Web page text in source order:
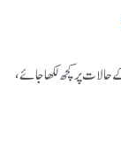
پر کچھ لکھا جائے،